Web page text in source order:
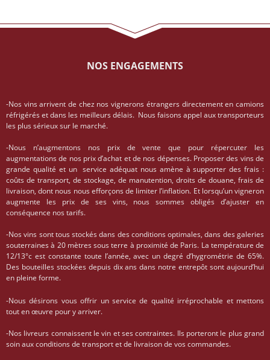
NOS ENGAGEMENTS
-Nos vins arrivent de chez nos vignerons étrangers directement en camions
réfrigérés et dans les meilleurs délais. Nous faisons appel aux transporteurs
les plus sérieux sur le marché.
-Nous n’augmentons nos prix de vente que pour répercuter les
augmentations de nos prix d’achat et de nos dépenses. Proposer des vins de
grande qualité et un service adéquat nous amène à supporter des frais :
coûts de transport, de stockage, de manutention, droits de douane, frais de
livraison, dont nous nous efforçons de limiter l’inflation. Et lorsqu’un vigneron
augmente les prix de ses vins, nous sommes obligés d’ajuster en
conséquence nos tarifs.
-Nos vins sont tous stockés dans des conditions optimales, dans des galeries
souterraines à 20 mètres sous terre à proximité de Paris. La température de
12/13°c est constante toute l’année, avec un degré d’hygrométrie de 65%.
Des bouteilles stockées depuis dix ans dans notre entrepôt sont aujourd’hui
en pleine forme.
-Nous désirons vous offrir un service de qualité irréprochable et mettons
tout en œuvre pour y arriver.
-Nos livreurs connaissent le vin et ses contraintes. Ils porteront le plus grand
soin aux conditions de transport et de livraison de vos commandes.